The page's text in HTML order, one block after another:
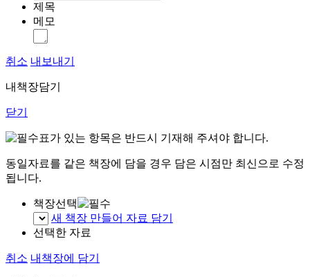
제목
메모
취소 내보내기
내책장담기
닫기
표가 있는 항목은 반드시 기재해 주셔야 합니다.
동일자료를 같은 책장에 담을 경우 담은 시점만 최신으로 수정
됩니다.
책장선택
새 책장 만들어 자료 담기
선택한 자료
취소 내책장에 담기